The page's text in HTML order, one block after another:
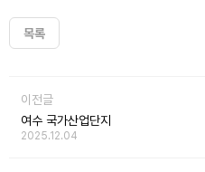
목록
이전글
여수 국가산업단지
2025.12.04